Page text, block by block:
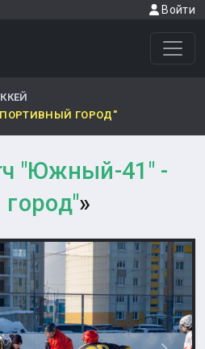
Войти
ГОРОД"
"Южный-41" -
»